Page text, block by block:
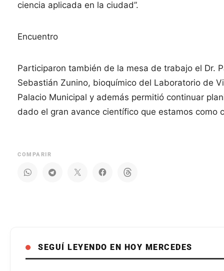
ciencia aplicada en la ciudad”.
Encuentro
Participaron también de la mesa de trabajo el Dr.
Sebastián Zunino, bioquímico del Laboratorio de
Palacio Municipal y además permitió continuar
dado el gran avance científico que estamos como
COMPARIR
SEGUÍ LEYENDO EN HOY MERCEDES